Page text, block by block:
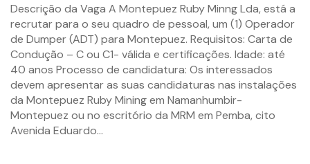
By
mzemprego.com
Descrição da Vaga A Montepuez Ruby Minng Lda, está a
recrutar para o seu quadro de pessoal, um (1) Operador
de Dumper (ADT) para Montepuez. Requisitos: Carta de
Condução – C ou C1- válida e certificações. Idade: até
40 anos Processo de candidatura: Os interessados
devem apresentar as suas candidaturas nas instalações
da Montepuez Ruby Mining em Namanhumbir-
Montepuez ou no escritório da MRM em Pemba, cito
Avenida Eduardo...